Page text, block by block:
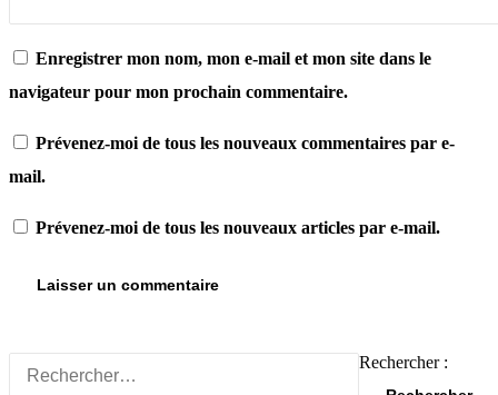
Enregistrer mon nom, mon e-mail et mon site dans le
navigateur pour mon prochain commentaire.
Prévenez-moi de tous les nouveaux commentaires par e-
mail.
Prévenez-moi de tous les nouveaux articles par e-mail.
Rechercher :